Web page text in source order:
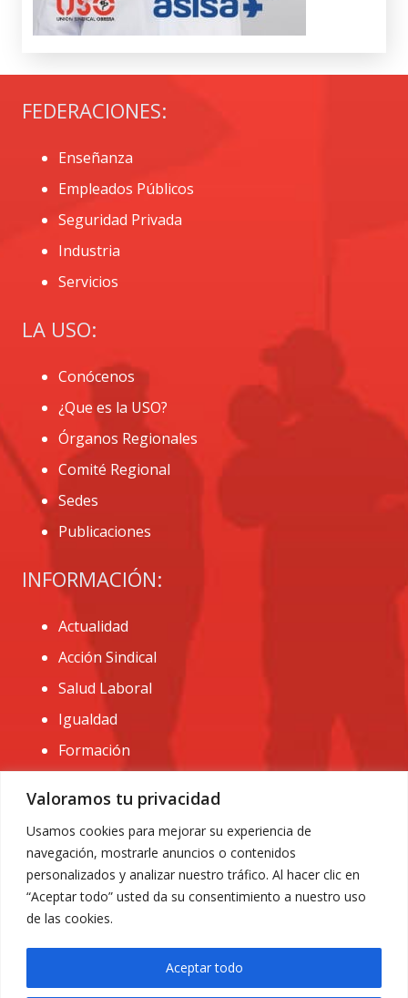
Valoramos tu privacidad
Usamos cookies para mejorar su experiencia de
navegación, mostrarle anuncios o contenidos
personalizados y analizar nuestro tráfico. Al hacer clic en
“Aceptar todo” usted da su consentimiento a nuestro uso
de las cookies.
Aceptar todo
FEDERACIONES:
Enseñanza
Empleados Públicos
Seguridad Privada
Industria
Servicios
LA USO:
Conócenos
¿Que es la USO?
Órganos Regionales
Comité Regional
Sedes
Publicaciones
INFORMACIÓN:
Actualidad
Acción Sindical
Salud Laboral
Igualdad
Formación
CONTACTO:
administracion@usomurcia.org
968 25 01 20
C/ Huerto de las bombas nº6. 30009 Murcia